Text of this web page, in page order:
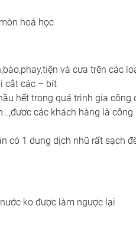
hoá học
và cưa trên các
cắt các – bít
hết trong quá trình gia công
các khách hàng là công
có 1 dung dịch nhũ rất sạch
ko được làm ngược lại